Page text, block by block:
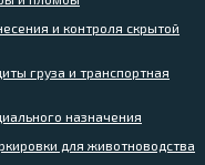
и контроля скрытой
груза и транспортная
назначения
для животноводства